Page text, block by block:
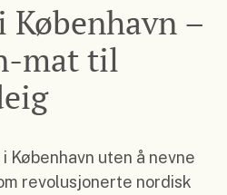
København –
mat til
København uten å nevne
revolusjonerte nordisk